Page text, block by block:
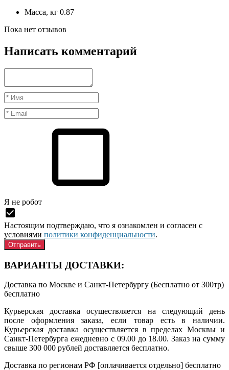
Масса, кг 0.87
Пока нет отзывов
Написать комментарий
Я нe рoбoт
Настоящим подтверждаю, что я ознакомлен и согласен с
условиями политики конфиденциальности.
ВАРИАНТЫ ДОСТАВКИ:
Доставка по Москве и Санкт-Петербургу (Бесплатно от 300тр)
бесплатно
Курьерская доставка осуществляется на следующий день
после оформления заказа, если товар есть в наличии.
Курьерская доставка осуществляется в пределах Москвы и
Санкт-Петербурга ежедневно с 09.00 до 18.00. Заказ на сумму
свыше 300 000 рублей доставляется бесплатно.
Доставка по регионам РФ [оплачивается отдельно] бесплатно